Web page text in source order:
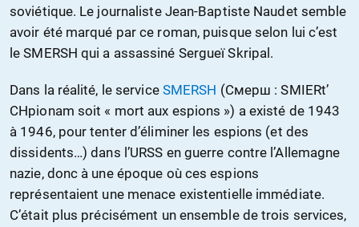
soviétique. Le journaliste Jean-Baptiste Naudet semble
avoir été marqué par ce roman, puisque selon lui c’est
le SMERSH qui a assassiné Sergueï Skripal.
Dans la réalité, le service SMERSH (Смерш : SMIERt’
CHpionam soit « mort aux espions ») a existé de 1943
à 1946, pour tenter d’éliminer les espions (et des
dissidents…) dans l’URSS en guerre contre l’Allemagne
nazie, donc à une époque où ces espions
représentaient une menace existentielle immédiate.
C’était plus précisément un ensemble de trois services,